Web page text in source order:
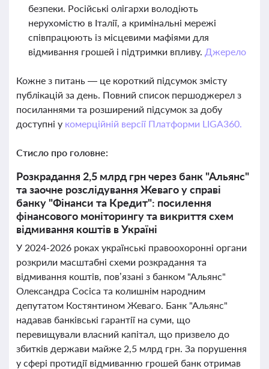
безпеки. Російські олігархи володіють
нерухомістю в Італії, а кримінальні мережі
співпрацюють із місцевими мафіями для
відмивання грошей і підтримки впливу. Джерело
Кожне з питань — це короткий підсумок змісту
публікацій за день. Повний список першоджерел з
посиланнями та розширений підсумок за добу
доступні у комерційній версії Платформи LIGA360.
Стисло про головне:
Розкрадання 2,5 млрд грн через банк "Альянс"
та заочне розслідування Жеваго у справі
банку "Фінанси та Кредит": посилення
фінансового моніторингу та викриття схем
відмивання коштів в Україні
У 2024-2026 роках українські правоохоронні органи
розкрили масштабні схеми розкрадання та
відмивання коштів, пов’язані з банком "Альянс"
Олександра Сосіса та колишнім народним
депутатом Костянтином Жеваго. Банк "Альянс"
надавав банківські гарантії на суми, що
перевищували власний капітал, що призвело до
збитків держави майже 2,5 млрд грн. За порушення
у сфері протидії відмиванню грошей банк отримав